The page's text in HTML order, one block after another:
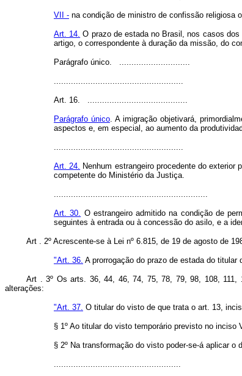
VII - na condição de ministro de confissão religiosa
Art. 14. O prazo de estada no Brasil, nos casos
artigo, o correspondente à duração da missão, do
Parágrafo único. .............................
.....................................................
Art. 16. .........................................
Parágrafo único. A imigração objetivará,
aspectos e, em especial, ao aumento da
.....................................................
Art. 24. Nenhum estrangeiro procedente do
competente do Ministério da Justiça.
...............................................................
Art. 30. O estrangeiro admitido na condição de
seguintes à entrada ou à concessão do asilo, e a
Art . 2º Acrescente-se à Lei nº 6.815, de 19 de agosto de
"Art. 36. A prorrogação do prazo de estada do
Art . 3º Os arts. 36, 44, 46, 74, 75, 78, 79, 98, 108, 111,
alterações:
"Art. 37. O titular do visto de que trata o art. 13,
§ 1º Ao titular do visto temporário previsto no
§ 2º Na transformação do visto poder-se-á aplicar o
....................................................